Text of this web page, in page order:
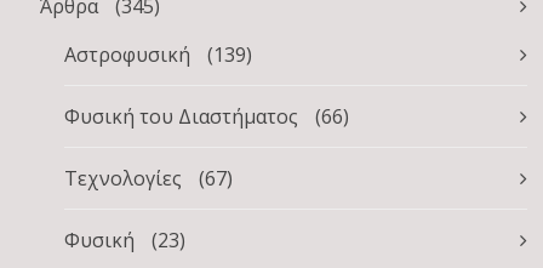
Άρθρα
(345)
Αστροφυσική
(139)
Φυσική του Διαστήματος (66)
Τεχνολογίες (67)
Φυσική (23)